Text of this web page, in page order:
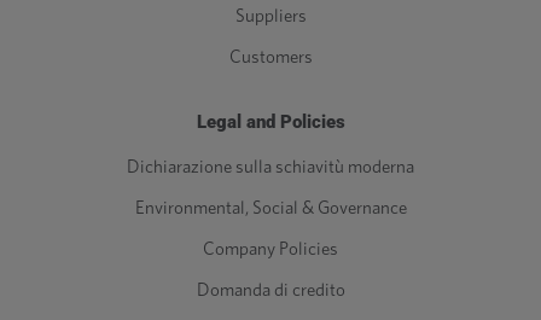
Suppliers
Customers
Legal and Policies
Dichiarazione sulla schiavitù moderna
Environmental, Social & Governance
Company Policies
Domanda di credito